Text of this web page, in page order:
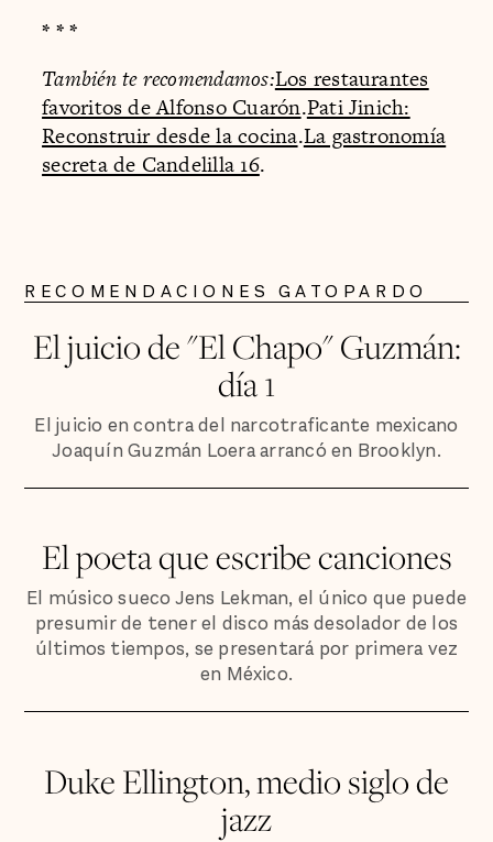
* * *
También te recomendamos:Los restaurantes
favoritos de Alfonso Cuarón.Pati Jinich:
Reconstruir desde la cocina.La gastronomía
secreta de Candelilla 16.
RECOMENDACIONES GATOPARDO
El juicio de "El Chapo" Guzmán:
día 1
El juicio en contra del narcotraficante mexicano
Joaquín Guzmán Loera arrancó en Brooklyn.
El poeta que escribe canciones
El músico sueco Jens Lekman, el único que puede
presumir de tener el disco más desolador de los
últimos tiempos, se presentará por primera vez
en México.
Duke Ellington, medio siglo de
jazz